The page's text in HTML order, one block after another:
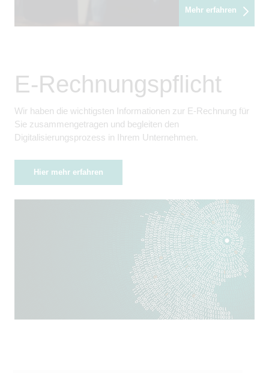
Mehr erfahren
E-Rechnungspflicht
Wir haben die wichtigsten Informationen zur E-Rechnung für
Sie zusammengetragen und begleiten den
Digitalisierungsprozess in Ihrem Unternehmen.
Hier mehr erfahren